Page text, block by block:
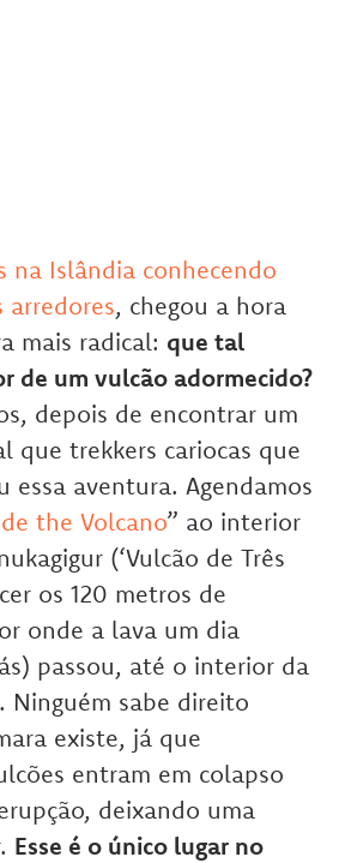
na Islândia conhecendo
arredores, chegou a hora
mais radical: que tal
de um vulcão adormecido?
depois de encontrar um
que trekkers cariocas que
essa aventura. Agendamos
the Volcano” ao interior
(‘Vulcão de Três
os 120 metros de
onde a lava um dia
passou, até o interior da
Ninguém sabe direito
existe, já que
entram em colapso
deixando uma
Esse é o único lugar no